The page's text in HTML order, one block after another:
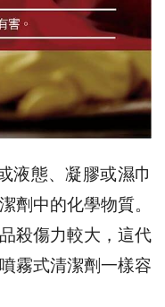
液態、凝膠或濕巾
劑中的化學物質。
殺傷力較大，這代
霧式清潔劑一樣容